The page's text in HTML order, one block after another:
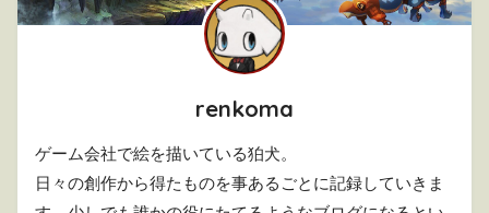
renkoma
ゲーム会社で絵を描いている狛犬。
日々の創作から得たものを事あるごとに記録していきま